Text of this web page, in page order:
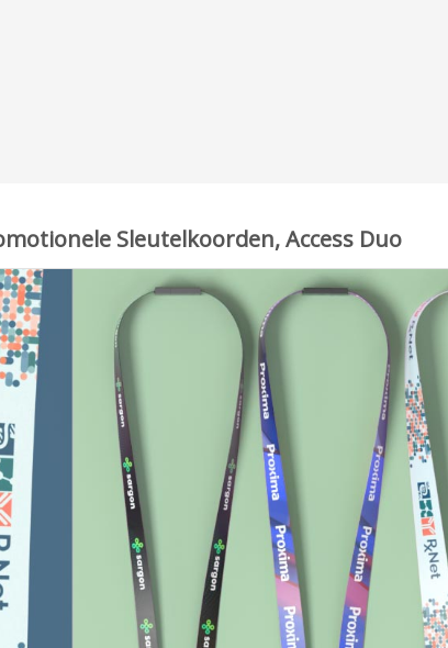
Sleutelkoorden, Access Duo